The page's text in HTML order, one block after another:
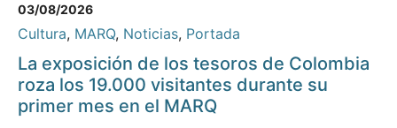
03/08/2026
Cultura, MARQ, Noticias, Portada
La exposición de los tesoros de Colombia
roza los 19.000 visitantes durante su
primer mes en el MARQ